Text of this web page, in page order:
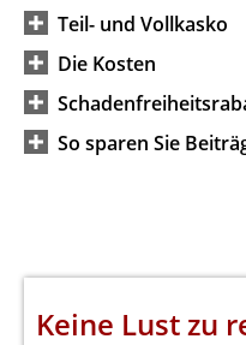
Teil- und Vollkasko
Die Kosten
So sparen Sie
Keine Lust zu